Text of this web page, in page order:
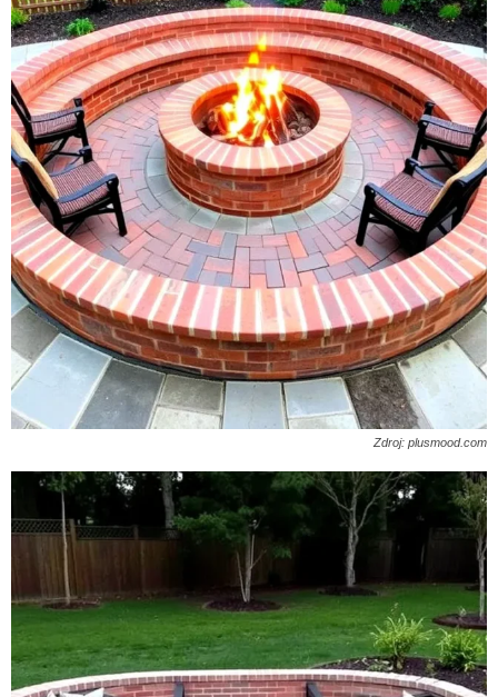
Zdroj: plusmood.com